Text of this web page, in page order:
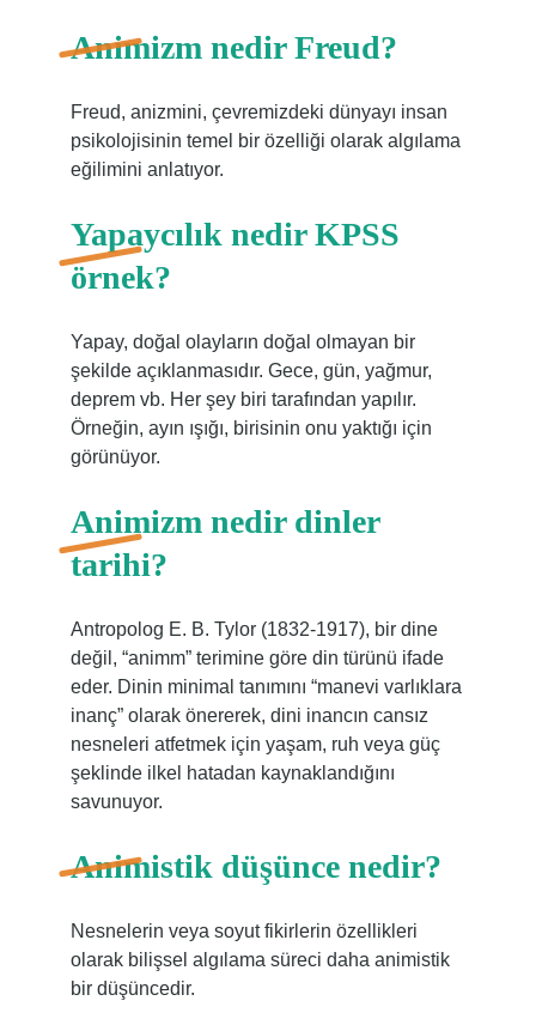
Animizm nedir Freud?
Freud, anizmini, çevremizdeki dünyayı insan
psikolojisinin temel bir özelliği olarak algılama
eğilimini anlatıyor.
Yapaycılık nedir KPSS
örnek?
Yapay, doğal olayların doğal olmayan bir
şekilde açıklanmasıdır. Gece, gün, yağmur,
deprem vb. Her şey biri tarafından yapılır.
Örneğin, ayın ışığı, birisinin onu yaktığı için
görünüyor.
Animizm nedir dinler
tarihi?
Antropolog E. B. Tylor (1832-1917), bir dine
değil, “animm” terimine göre din türünü ifade
eder. Dinin minimal tanımını “manevi varlıklara
inanç” olarak önererek, dini inancın cansız
nesneleri atfetmek için yaşam, ruh veya güç
şeklinde ilkel hatadan kaynaklandığını
savunuyor.
Animistik düşünce nedir?
Nesnelerin veya soyut fikirlerin özellikleri
olarak bilişsel algılama süreci daha animistik
bir düşüncedir.